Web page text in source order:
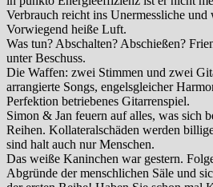
Verbrauch reicht ins Unermessliche und
Vorwiegend heiße Luft.
Was tun? Abschalten? Abschießen?
unter Beschuss.
Die Waffen: zwei Stimmen und zwei
arrangierte Songs, engelsgleicher
Perfektion betriebenes Gitarrenspiel.
Simon & Jan feuern auf alles, was sich
Reihen. Kollateralschäden werden
sind halt auch nur Menschen.
Das weiße Kaninchen war gestern.
Abgründe der menschlichen Säle und